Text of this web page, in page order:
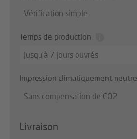
Vérification simple
Temps de production
Jusqu’à 7 jours ouvrés
Impression climatiquement neutre
Sans compensation de CO2
Livraison